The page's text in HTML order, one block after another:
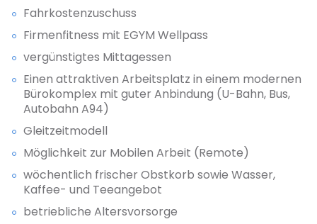
Fahrkostenzuschuss
Firmenfitness mit EGYM Wellpass
vergünstigtes Mittagessen
Einen attraktiven Arbeitsplatz in einem modernen
Bürokomplex mit guter Anbindung (U-Bahn, Bus,
Autobahn A94)
Gleitzeitmodell
Möglichkeit zur Mobilen Arbeit (Remote)
wöchentlich frischer Obstkorb sowie Wasser,
Kaffee- und Teeangebot
betriebliche Altersvorsorge